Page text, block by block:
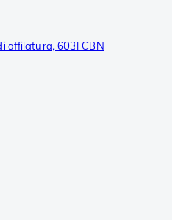
affilatura, 603FCBN